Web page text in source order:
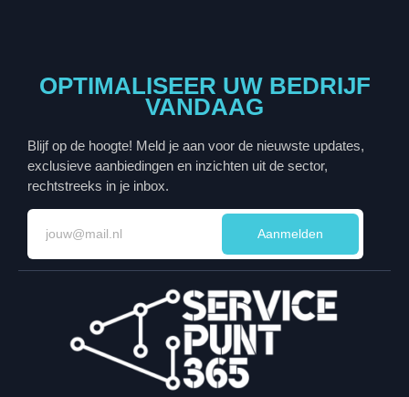
OPTIMALISEER UW BEDRIJF
VANDAAG
Blijf op de hoogte! Meld je aan voor de nieuwste updates,
exclusieve aanbiedingen en inzichten uit de sector,
rechtstreeks in je inbox.
Aanmelden